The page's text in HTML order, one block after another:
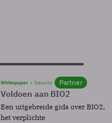
Whitepaper Security Partner
Voldoen aan BIO2
Een uitgebreide gids over BIO2,
het verplichte